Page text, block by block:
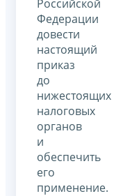
Российской
Федерации
довести
настоящий
приказ
до
нижестоящих
налоговых
органов
и
обеспечить
его
применение.